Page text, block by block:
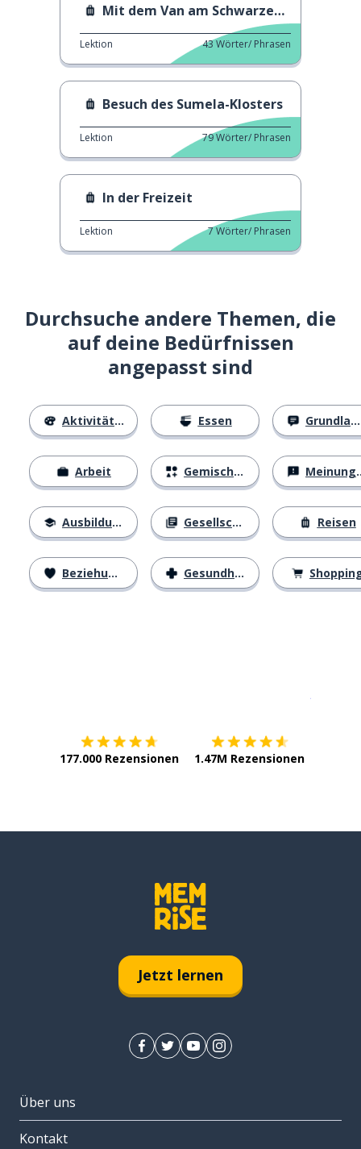
Mit dem Van am Schwarzen Meer
Lektion 43Wörter/ Phrasen
Besuch des Sumela-Klosters
Lektion 79Wörter/ Phrasen
In der Freizeit
Lektion 7Wörter/ Phrasen
Durchsuche andere Themen, die
auf deine Bedürfnissen
angepasst sind
Aktivitäten
Arbeit
Ausbildung
Beziehungen
Essen
Gemischtes
Gesellschaft
Gesundheit
Grundlagen
Meinungen
Reisen
177.000 Rezensionen 1.47M Rezensionen
Jetzt lernen
Über uns
Kontakt